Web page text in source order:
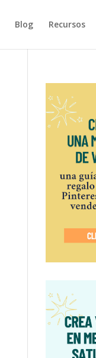
Blog Recursos